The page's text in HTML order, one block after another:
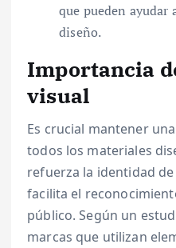
que pueden ayudar
diseño.
Importancia
visual
Es crucial mantener
todos los materiales
refuerza la identidad
facilita el
público. Según un
marcas que utilizan